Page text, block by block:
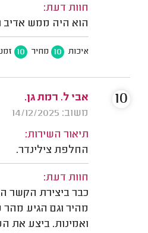
חוות דעת:
הוא היה ממש אדיב
איכות 10 מחיר 10
אבי ל. רמת גן.
משוב: 14/12/2025
תיאור השירות:
החלפת צילינדר.
חוות דעת:
כבר ביצירת הקשר
מהיר וגם הגיע
ואמינות. ביצע את
10